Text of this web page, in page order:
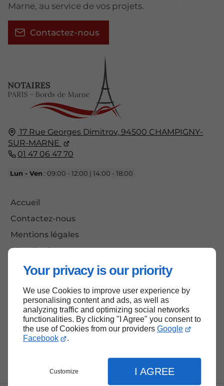
Your privacy is our priority
We use Cookies to improve user experience by
personalising content and ads, as well as
analyzing traffic and optimizing social networks
functionalities. By clicking "I Agree" you consent to
the use of Cookies from our providers Google
Facebook
.
Customize I AGREE
17 Rue Georges Dimitrov, 94500 CHAMPIGNY-
SUR-MARNE
01 47 06 47 70
Lun - Ven : 09:00 - 12:00 | 14:00 - 18:00
Accueil
Contactez-nous
Mentions légales
Plan du site
Marne, au service de vos projets.
Contactez-nous
Haut de page